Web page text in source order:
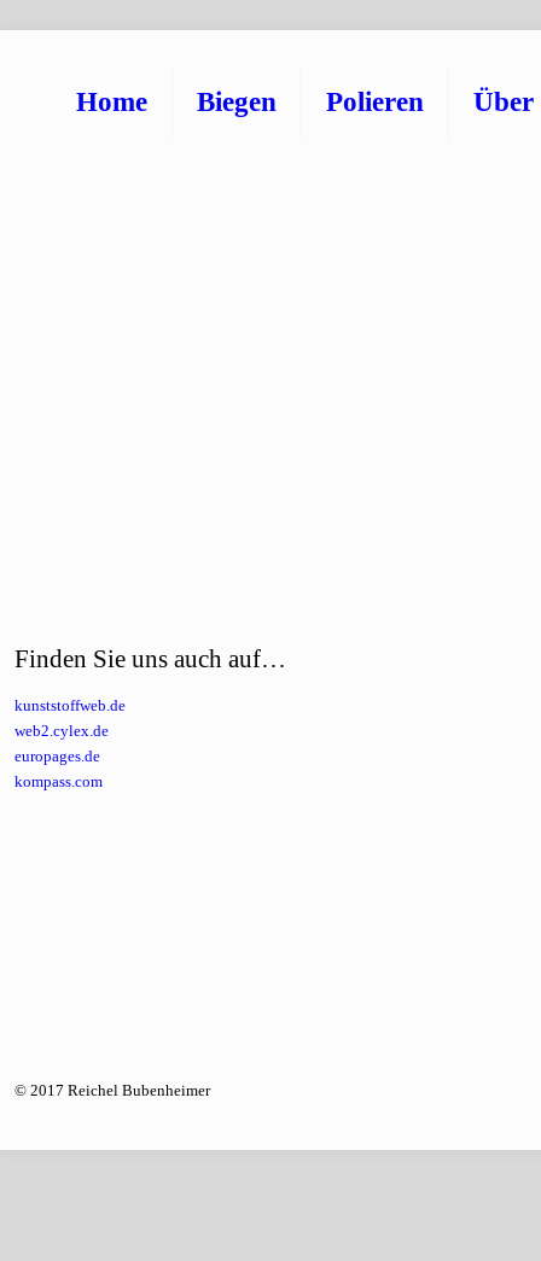
Home Biegen Polieren Über
Finden Sie uns auch auf…
kunststoffweb.de
web2.cylex.de
europages.de
kompass.com
© 2017 Reichel Bubenheimer